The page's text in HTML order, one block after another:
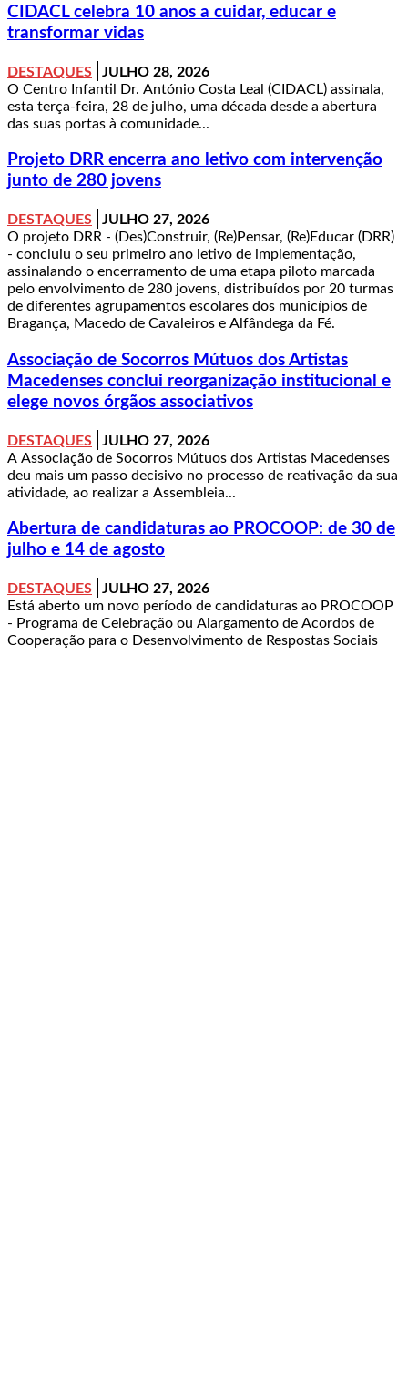
CIDACL celebra 10 anos a cuidar, educar e
transformar vidas
DESTAQUES
JULHO 28, 2026
O Centro Infantil Dr. António Costa Leal (CIDACL) assinala,
esta terça-feira, 28 de julho, uma década desde a abertura
das suas portas à comunidade...
Projeto DRR encerra ano letivo com intervenção
junto de 280 jovens
DESTAQUES
JULHO 27, 2026
O projeto DRR - (Des)Construir, (Re)Pensar, (Re)Educar (DRR)
- concluiu o seu primeiro ano letivo de implementação,
assinalando o encerramento de uma etapa piloto marcada
pelo envolvimento de 280 jovens, distribuídos por 20 turmas
de diferentes agrupamentos escolares dos municípios de
Bragança, Macedo de Cavaleiros e Alfândega da Fé.
Associação de Socorros Mútuos dos Artistas
Macedenses conclui reorganização institucional e
elege novos órgãos associativos
DESTAQUES
JULHO 27, 2026
A Associação de Socorros Mútuos dos Artistas Macedenses
deu mais um passo decisivo no processo de reativação da sua
atividade, ao realizar a Assembleia...
Abertura de candidaturas ao PROCOOP: de 30 de
julho e 14 de agosto
DESTAQUES
JULHO 27, 2026
Está aberto um novo período de candidaturas ao PROCOOP
- Programa de Celebração ou Alargamento de Acordos de
Cooperação para o Desenvolvimento de Respostas Sociais